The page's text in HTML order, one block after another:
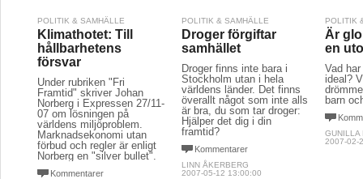
POLITIK & SAMHÄLLE
Klimathotet: Till
hållbarhetens
försvar
Under rubriken "Fri
Framtid" skriver Johan
Norberg i Expressen 27/11-
07 om lösningen på
världens miljöproblem.
Marknadsekonomi utan
förbud och regler är enligt
Norberg en "silver bullet".
Kommentarer
POLITIK & SAMHÄLLE
Droger förgiftar
samhället
Droger finns inte bara i
Stockholm utan i hela
världens länder. Det finns
överallt något som inte alls
är bra, du som tar droger:
Hjälper det dig i din
framtid?
Kommentarer
LINN ÅKERBERG
2007-05-12 13:00:00
POLITIK
Är
en
Vad
ideal?
barn
GUNILLA
2007-02-